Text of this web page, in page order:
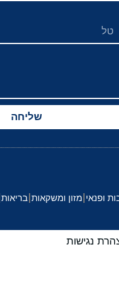
שליחה
ופנאי מזון ומשקאות בריאות
נגישות